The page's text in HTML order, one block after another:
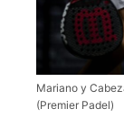
Mariano y
(Premier Padel)